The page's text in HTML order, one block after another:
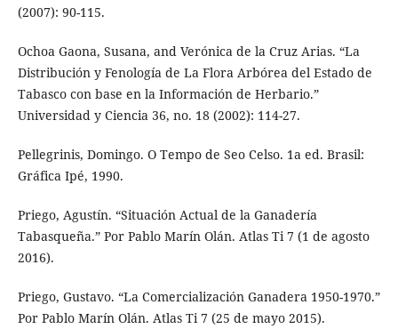
(2007): 90-115.
Ochoa Gaona, Susana, and Verónica de la Cruz Arias. “La
Distribución y Fenología de La Flora Arbórea del Estado de
Tabasco con base en la Información de Herbario.”
Universidad y Ciencia 36, no. 18 (2002): 114-27.
Pellegrinis, Domingo. O Tempo de Seo Celso. 1a ed. Brasil:
Gráfica Ipé, 1990.
Priego, Agustín. “Situación Actual de la Ganadería
Tabasqueña.” Por Pablo Marín Olán. Atlas Ti 7 (1 de agosto
2016).
Priego, Gustavo. “La Comercialización Ganadera 1950-1970.”
Por Pablo Marín Olán. Atlas Ti 7 (25 de mayo 2015).